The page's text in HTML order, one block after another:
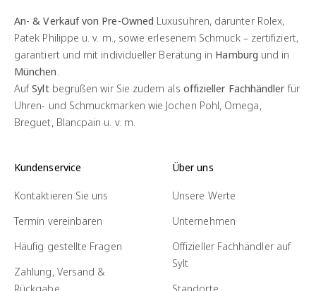
An- & Verkauf von Pre-Owned Luxusuhren, darunter Rolex,
Patek Philippe u. v. m., sowie erlesenem Schmuck – zertifiziert,
garantiert und mit individueller Beratung in Hamburg und in
München
AufSyltbegrüßen wir Sie zudem als offizieller Fachhändlerfür
Uhren- und Schmuckmarken wie Jochen Pohl, Omega,
Breguet, Blancpain u. v. m.
Kundenservice
Kontaktieren Sie uns
Termin vereinbaren
Häufig gestellte Fragen
Zahlung, Versand &
Rückgabe
Über uns
Unsere Werte
Unternehmen
Offizieller Fachhändler auf
Sylt
Standorte